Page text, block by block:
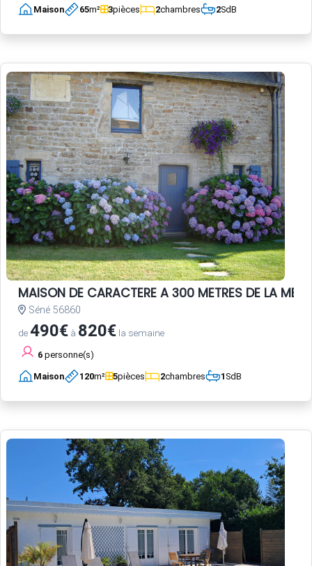
Maison 65m² 3pièces 2chambres 2SdB
MAISON DE CARACTERE A 300 METRES DE LA MER
Séné 56860
de490€ à 820€ la semaine
6 personne(s)
Maison 120m² 5pièces 2chambres 1SdB